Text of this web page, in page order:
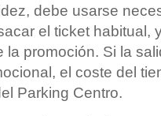
debe usarse
el ticket habitual,
la promoción. Si la
el coste del
Parking Centro.